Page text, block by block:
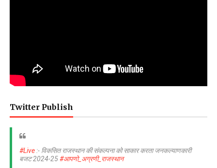
Twitter Publish
#Live :- विकसित राजस्थान की संकल्पना को साकार करता जनकल्याणकारी
बजट 2024-25#आपणो_अग्रणी_राजस्थान